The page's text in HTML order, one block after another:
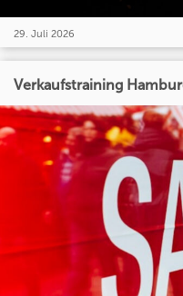
29. Juli 2026
Verkaufstraining